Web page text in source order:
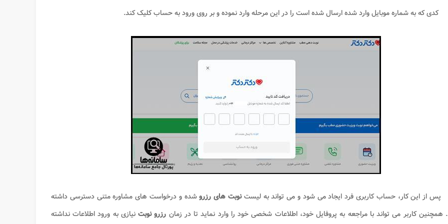
کدی که به شماره موبایل وارد شده ارسال شده است را در این مرحله وارد نموده و بر روی ورود به حساب کلیک کند.
پس از این کار، حساب کاربری فرد ایجاد می شود و می تواند به لیستنوبت های رزروشده و درخواست های مشاوره متنی دسترسی داشته
همچنین کاربر می تواند با مراجعه به پروفایل خود، اطلاعات شخصی خود را وارد نماید تا در زمان رزرو نوبتنیازی به ورود اطلاعات نداشته